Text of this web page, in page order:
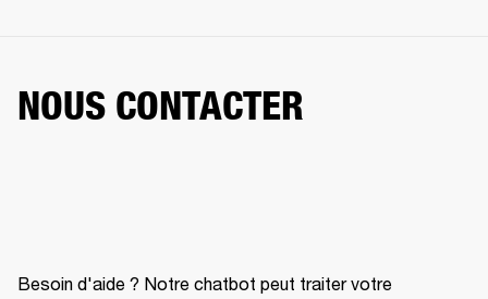
NOUS CONTACTER
Besoin d'aide ? Notre chatbot peut traiter votre